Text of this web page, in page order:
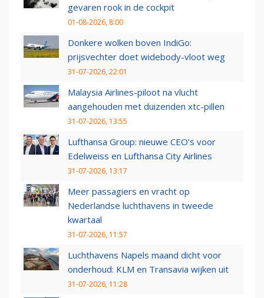
gevaren rook in de cockpit
01-08-2026, 8:00
Donkere wolken boven IndiGo:
prijsvechter doet widebody-vloot weg
31-07-2026, 22:01
Malaysia Airlines-piloot na vlucht
aangehouden met duizenden xtc-pillen
31-07-2026, 13:55
Lufthansa Group: nieuwe CEO’s voor
Edelweiss en Lufthansa City Airlines
31-07-2026, 13:17
Meer passagiers en vracht op
Nederlandse luchthavens in tweede
kwartaal
31-07-2026, 11:57
Luchthavens Napels maand dicht voor
onderhoud: KLM en Transavia wijken uit
31-07-2026, 11:28